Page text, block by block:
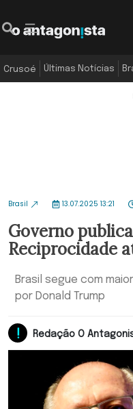
Crusoé Últimas Notícias
Brasil 13.07.2025 13:21
Governo
Reciprocidade
Brasil segue com
por Donald Trump
Redação O